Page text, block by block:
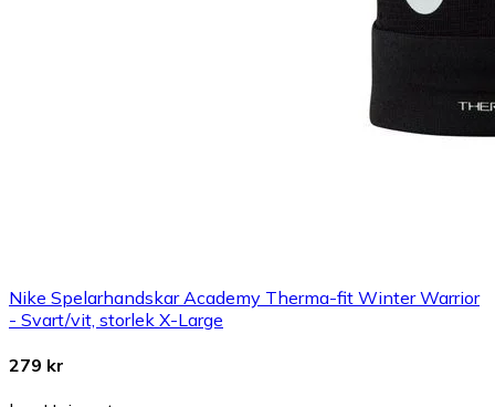
Nike Spelarhandskar Academy Therma-fit Winter Warrior
- Svart/vit, storlek X-Large
279 kr